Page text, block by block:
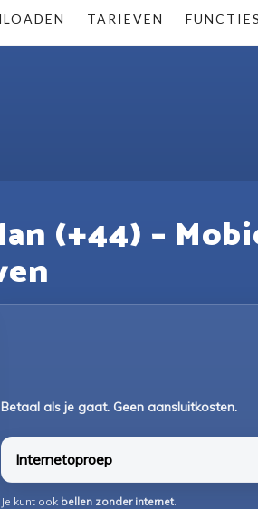
TARIEVEN FUNCTIES
(+44) –
Betaal als je gaat. Geen aansluitkosten.
Internetoproep
Je kunt ook bellen zonder internet